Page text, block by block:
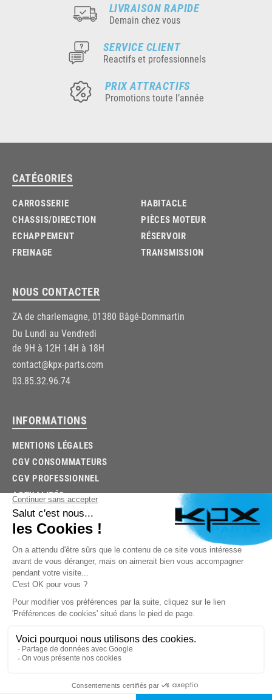
LIVRAISON RAPIDE
Demain chez vous
SERVICE CLIENT
Reactifs et professionnels
PRIX ATTRACTIFS
Promotions toute l’année
03.85.32.96.74
© 2026 -KPX PARTS- SITE CRÉÉ PARLET'S CLIC
CATÉGORIES
CARROSSERIE
CHASSIS/DIRECTION
ECHAPPEMENT
FREINAGE
HABITACLE
PIÈCES MOTEUR
RÉSERVOIR
TRANSMISSION
NOUS CONTACTER
ZA de charlemagne, 01380 Bâgé-Dommartin
Du Lundi au Vendredi
de 9H à 12H 14H à 18H
contact@kpx-parts.com
03.85.32.96.74
INFORMATIONS
MENTIONS LÉGALES
CGV CONSOMMATEURS
CGV PROFESSIONNEL
ACTUALITÉS
TROUVEZ LA BONNE PIÈCE RAPIDEMENT